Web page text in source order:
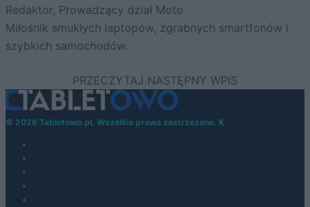
Redaktor, Prowadzący dział Moto
Miłośnik smukłych laptopów, zgrabnych smartfonów i
szybkich samochodów.
© 2026 Tabletowo.pl. Wszelkie prawa zastrzeżone. K